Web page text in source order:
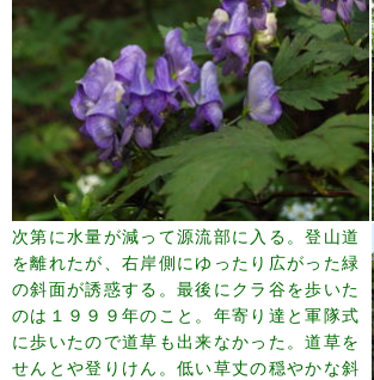
次第に水量が減って源流部に入る。登山道
を離れたが、右岸側にゆったり広がった緑
の斜面が誘惑する。最後にクラ谷を歩いた
のは１９９９年のこと。年寄り達と軍隊式
に歩いたので道草も出来なかった。道草を
せんとや登りけん。低い草丈の穏やかな斜